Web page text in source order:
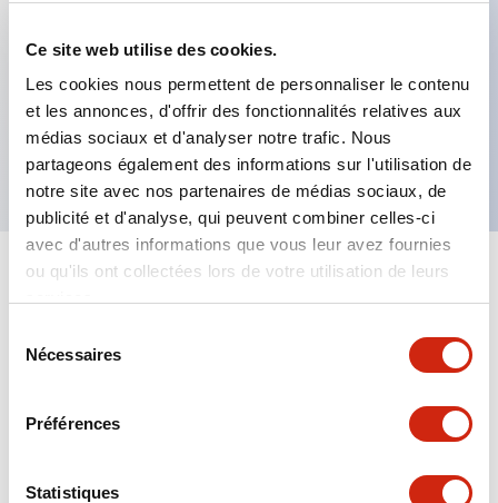
Ce site web utilise des cookies.
Les cookies nous permettent de personnaliser le contenu
et les annonces, d'offrir des fonctionnalités relatives aux
médias sociaux et d'analyser notre trafic. Nous
partageons également des informations sur l'utilisation de
notre site avec nos partenaires de médias sociaux, de
publicité et d'analyse, qui peuvent combiner celles-ci
avec d'autres informations que vous leur avez fournies
ou qu'ils ont collectées lors de votre utilisation de leurs
Nécessaires
Préférences
Statistiques
Caractéristiques clés
Champignon φ40, borne à souder, contact 2NF,
rouge vif
Spécifications